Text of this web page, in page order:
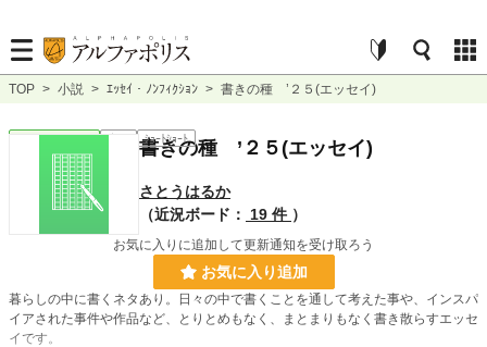
TOP > 小説 > ｴｯｾｲ・ﾉﾝﾌｨｸｼｮﾝ > 書きの種 ’２５(エッセイ)
ｴｯｾｲ・ﾉﾝﾌｨｸｼｮﾝ 完結 ｼｮｰﾄｼｮｰﾄ
書きの種 ’２５(エッセイ)
さとうはるか
（近況ボード：
19 件 ）
お気に入りに追加して更新通知を受け取ろう
お気に入り追加
暮らしの中に書くネタあり。日々の中で書くことを通して考えた事や、インスパ
イアされた事件や作品など、とりとめもなく、まとまりもなく書き散らすエッセ
イです。